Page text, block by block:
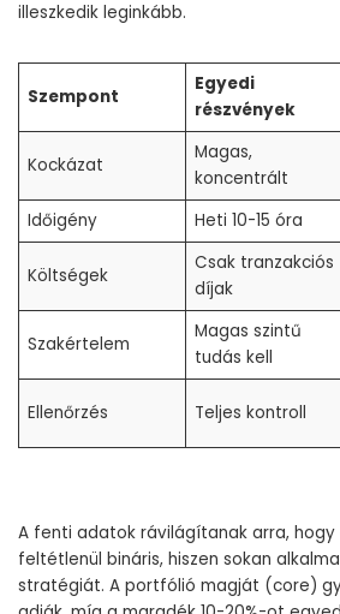
illeszkedik leginkább.
Szempont
Egyedi
részvények
Kockázat
Magas,
koncentrált
Időigény
Heti 10-15 óra
Költségek
Csak tranzakciós
díjak
Szakértelem
Magas szintű
tudás kell
Ellenőrzés Teljes kontroll
A fenti adatok rávilágítanak arra, hogy
feltétlenül bináris, hiszen sokan
stratégiát. A portfólió magját (core)